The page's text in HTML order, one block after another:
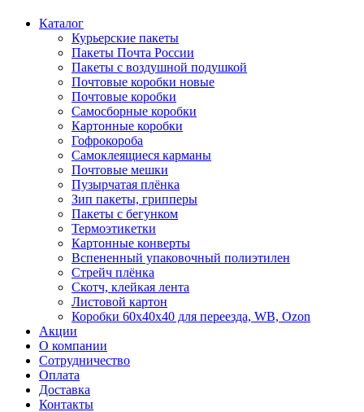
Каталог
Курьерские пакеты
Пакеты Почта России
Пакеты с воздушной подушкой
Почтовые коробки новые
Почтовые коробки
Самосборные коробки
Картонные коробки
Гофрокороба
Самоклеящиеся карманы
Почтовые мешки
Пузырчатая плёнка
Зип пакеты, грипперы
Пакеты с бегунком
Термоэтикетки
Картонные конверты
Вспененный упаковочный полиэтилен
Стрейч плёнка
Скотч, клейкая лента
Листовой картон
Коробки 60х40х40 для переезда, WB, Ozon
Акции
О компании
Сотрудничество
Оплата
Доставка
Контакты